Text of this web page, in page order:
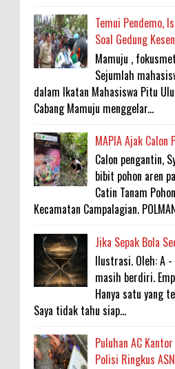
Temui Pendemo,
Soal Gedung
Mamuju ,
Sejumlah
dalam Ikatan Mahasiswa Pitu
Cabang Mamuju menggelar...
MAPIA Ajak Calon
Calon pengantin,
bibit pohon aren
Catin Tanam
Kecamatan Campalagian.
Jika Sepak Bola
Ilustrasi. Oleh: A
masih berdiri.
Hanya satu yang
Saya tidak tahu siap...
Puluhan AC
Polisi Ringkus